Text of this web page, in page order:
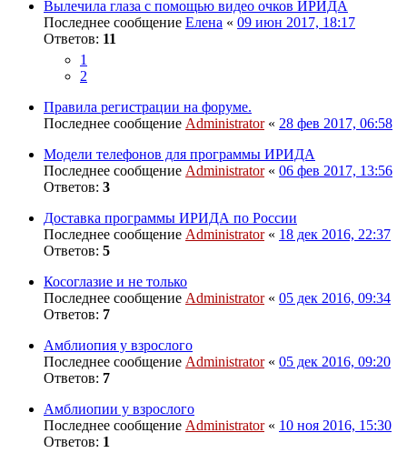
Вылечила глаза с помощью видео очков ИРИДА
Последнее сообщение Елена « 09 июн 2017, 18:17
Ответов: 11
1
2
Правила регистрации на форуме.
Последнее сообщение Administrator« 28 фев 2017, 06:58
Модели телефонов для программы ИРИДА
Последнее сообщение Administrator« 06 фев 2017, 13:56
Ответов: 3
Доставка программы ИРИДА по России
Последнее сообщение Administrator« 18 дек 2016, 22:37
Ответов: 5
Косоглазие и не только
Последнее сообщение Administrator« 05 дек 2016, 09:34
Ответов: 7
Амблиопия у взрослого
Последнее сообщение Administrator« 05 дек 2016, 09:20
Ответов: 7
Амблиопии у взрослого
Последнее сообщение Administrator« 10 ноя 2016, 15:30
Ответов: 1